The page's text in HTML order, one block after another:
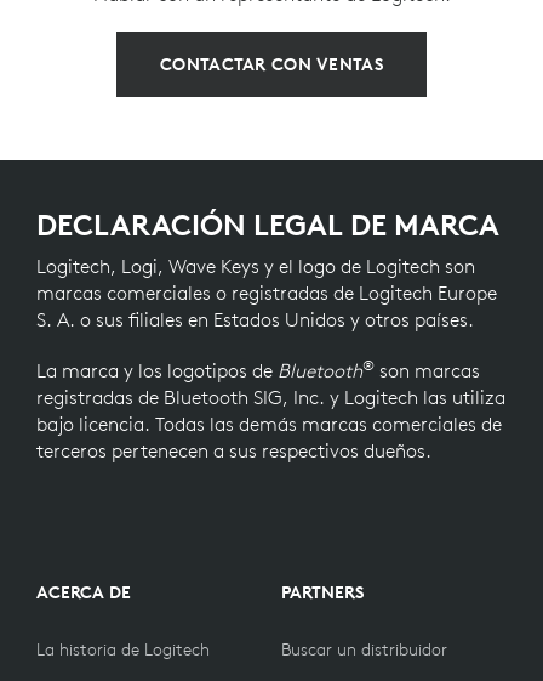
CONTACTAR CON VENTAS
DECLARACIÓN LEGAL DE MARCA
Logitech, Logi, Wave Keys y el logo de Logitech son
marcas comerciales o registradas de Logitech Europe
S. A. o sus filiales en Estados Unidos y otros países.
La marca y los logotipos de Bluetooth® son marcas
registradas de Bluetooth SIG, Inc. y Logitech las utiliza
bajo licencia. Todas las demás marcas comerciales de
terceros pertenecen a sus respectivos dueños.
ACERCA DE
La historia de Logitech
PARTNERS
Buscar un distribuidor